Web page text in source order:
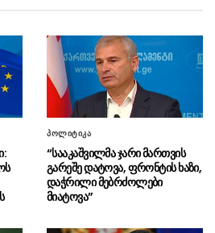
ბრიუსელს მოუწოდა,
გაწევრიანების
ტყის ხანძრებთან
მაშველებიც
სამხედრო-საჰაერო
ს საჰაერო
პოლიტიკა
“სააკაშვილმა ჯარი მართვის
გარეშე დატოვა, ფრონტის ხაზი,
დაჭრილი მებრძოლები
მიატოვა”